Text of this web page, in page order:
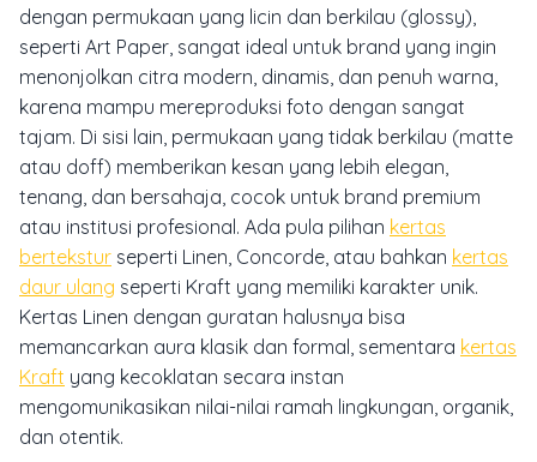
dengan permukaan yang licin dan berkilau (glossy),
seperti Art Paper, sangat ideal untuk brand yang ingin
menonjolkan citra modern, dinamis, dan penuh warna,
karena mampu mereproduksi foto dengan sangat
tajam. Di sisi lain, permukaan yang tidak berkilau (matte
atau doff) memberikan kesan yang lebih elegan,
tenang, dan bersahaja, cocok untuk brand premium
atau institusi profesional. Ada pula pilihan kertas
bertekstur seperti Linen, Concorde, atau bahkan kertas
daur ulang seperti Kraft yang memiliki karakter unik.
Kertas Linen dengan guratan halusnya bisa
memancarkan aura klasik dan formal, sementara kertas
Kraft yang kecoklatan secara instan
mengomunikasikan nilai-nilai ramah lingkungan, organik,
dan otentik.